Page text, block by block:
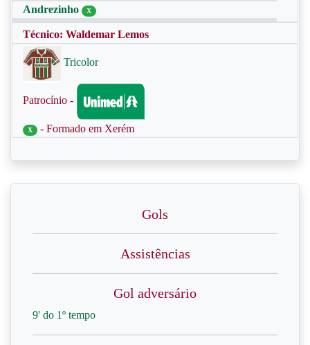
Andrezinho X
Técnico: Waldemar Lemos
Tricolor
Patrocínio -
X - Formado em Xerém
Gols
Assistências
Gol adversário
9' do 1º tempo